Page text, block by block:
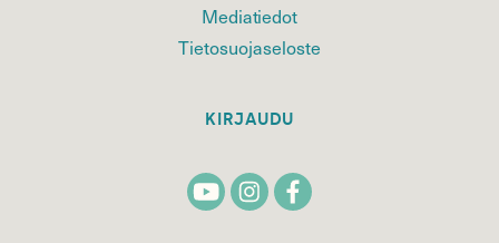
Mediatiedot
Tietosuojaseloste
KIRJAUDU